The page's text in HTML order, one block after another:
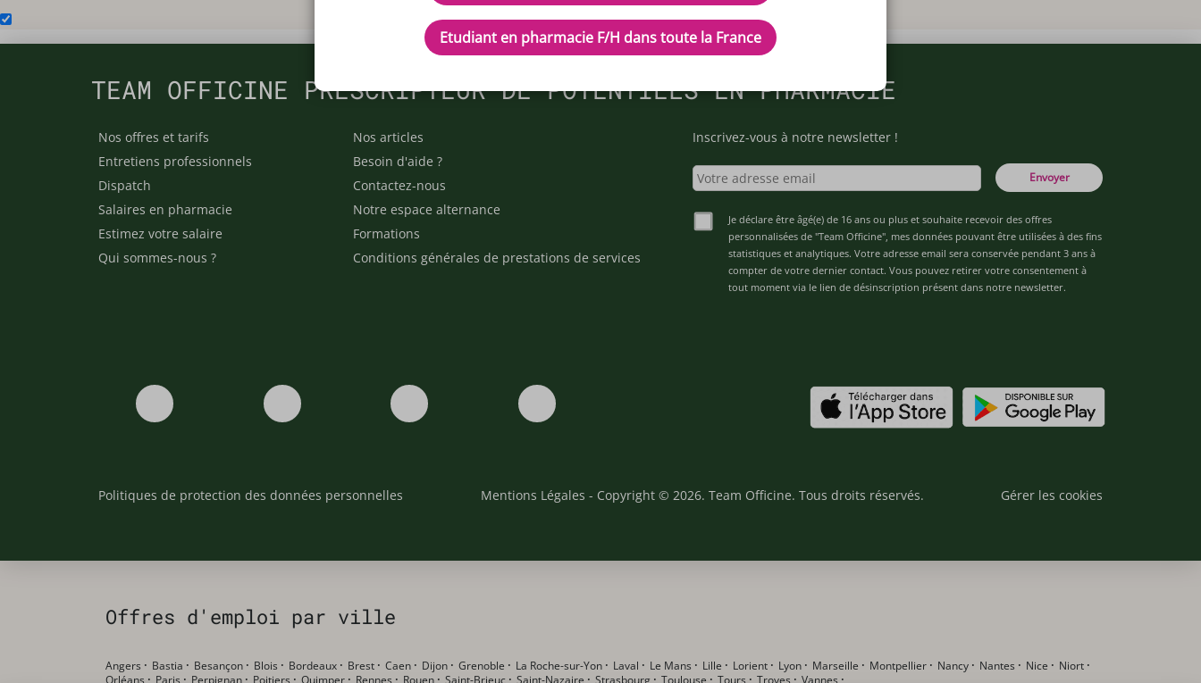
Etudiant en pharmacie F/H dans toute la France
TEAM OFFICINE PRESCRIPTEUR DE POTENTIELS EN PHARMACIE
Nos offres et tarifs
Entretiens professionnels
Dispatch
Salaires en pharmacie
Estimez votre salaire
Qui sommes-nous ?
Nos articles
Besoin d'aide ?
Contactez-nous
Notre espace alternance
Formations
Conditions générales de prestations de services
Inscrivez-vous à notre newsletter !
Envoyer
Je déclare être âgé(e) de 16 ans ou plus et souhaite recevoir des offres
personnalisées de "Team Officine", mes données pouvant être utilisées à des fins
statistiques et analytiques. Votre adresse email sera conservée pendant 3 ans à
compter de votre dernier contact. Vous pouvez retirer votre consentement à
tout moment via le lien de désinscription présent dans notre newsletter.
Politiques de protection des données personnelles Mentions Légales - Copyright © 2026. Team Officine. Tous droits réservés. Gérer les cookies
Offres d'emploi par ville
Angers · Bastia · Besançon · Blois · Bordeaux · Brest · Caen · Dijon · Grenoble · La Roche-sur-Yon · Laval · Le Mans · Lille · Lorient · Lyon · Marseille · Montpellier · Nancy · Nantes · Nice · Niort ·
Orléans · Paris · Perpignan · Poitiers · Quimper · Rennes · Rouen · Saint-Brieuc · Saint-Nazaire · Strasbourg · Toulouse · Tours · Troyes · Vannes ·